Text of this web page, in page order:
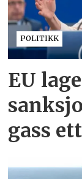
POLITIKK
EU
gass